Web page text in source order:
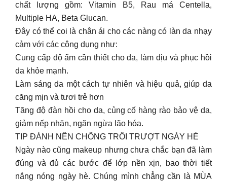
chất lượng gồm: Vitamin B5, Rau má Centella,
Multiple HA, Beta Glucan.
Đây có thể coi là chân ái cho các nàng có làn da nhạy
cảm với các công dụng như:
️Cung cấp độ ẩm cần thiết cho da, làm dịu và phục hồi
da khỏe mạnh.
️Làm sáng da một cách tự nhiên và hiệu quả, giúp da
căng mịn và tươi trẻ hơn
️Tăng độ đàn hồi cho da, củng cố hàng rào bảo vệ da,
giảm nếp nhăn, ngăn ngừa lão hóa.
TIP ĐÁNH NỀN CHỐNG TRÔI TRƯỢT NGÀY HÈ
Ngày nào cũng makeup nhưng chưa chắc bạn đã làm
đúng và đủ các bước để lớp nền xịn, bao thời tiết
nắng nóng ngày hè. Chúng mình chẳng cần là MÙA